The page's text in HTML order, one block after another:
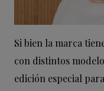
Si bien la marca
con distintos
edición especial